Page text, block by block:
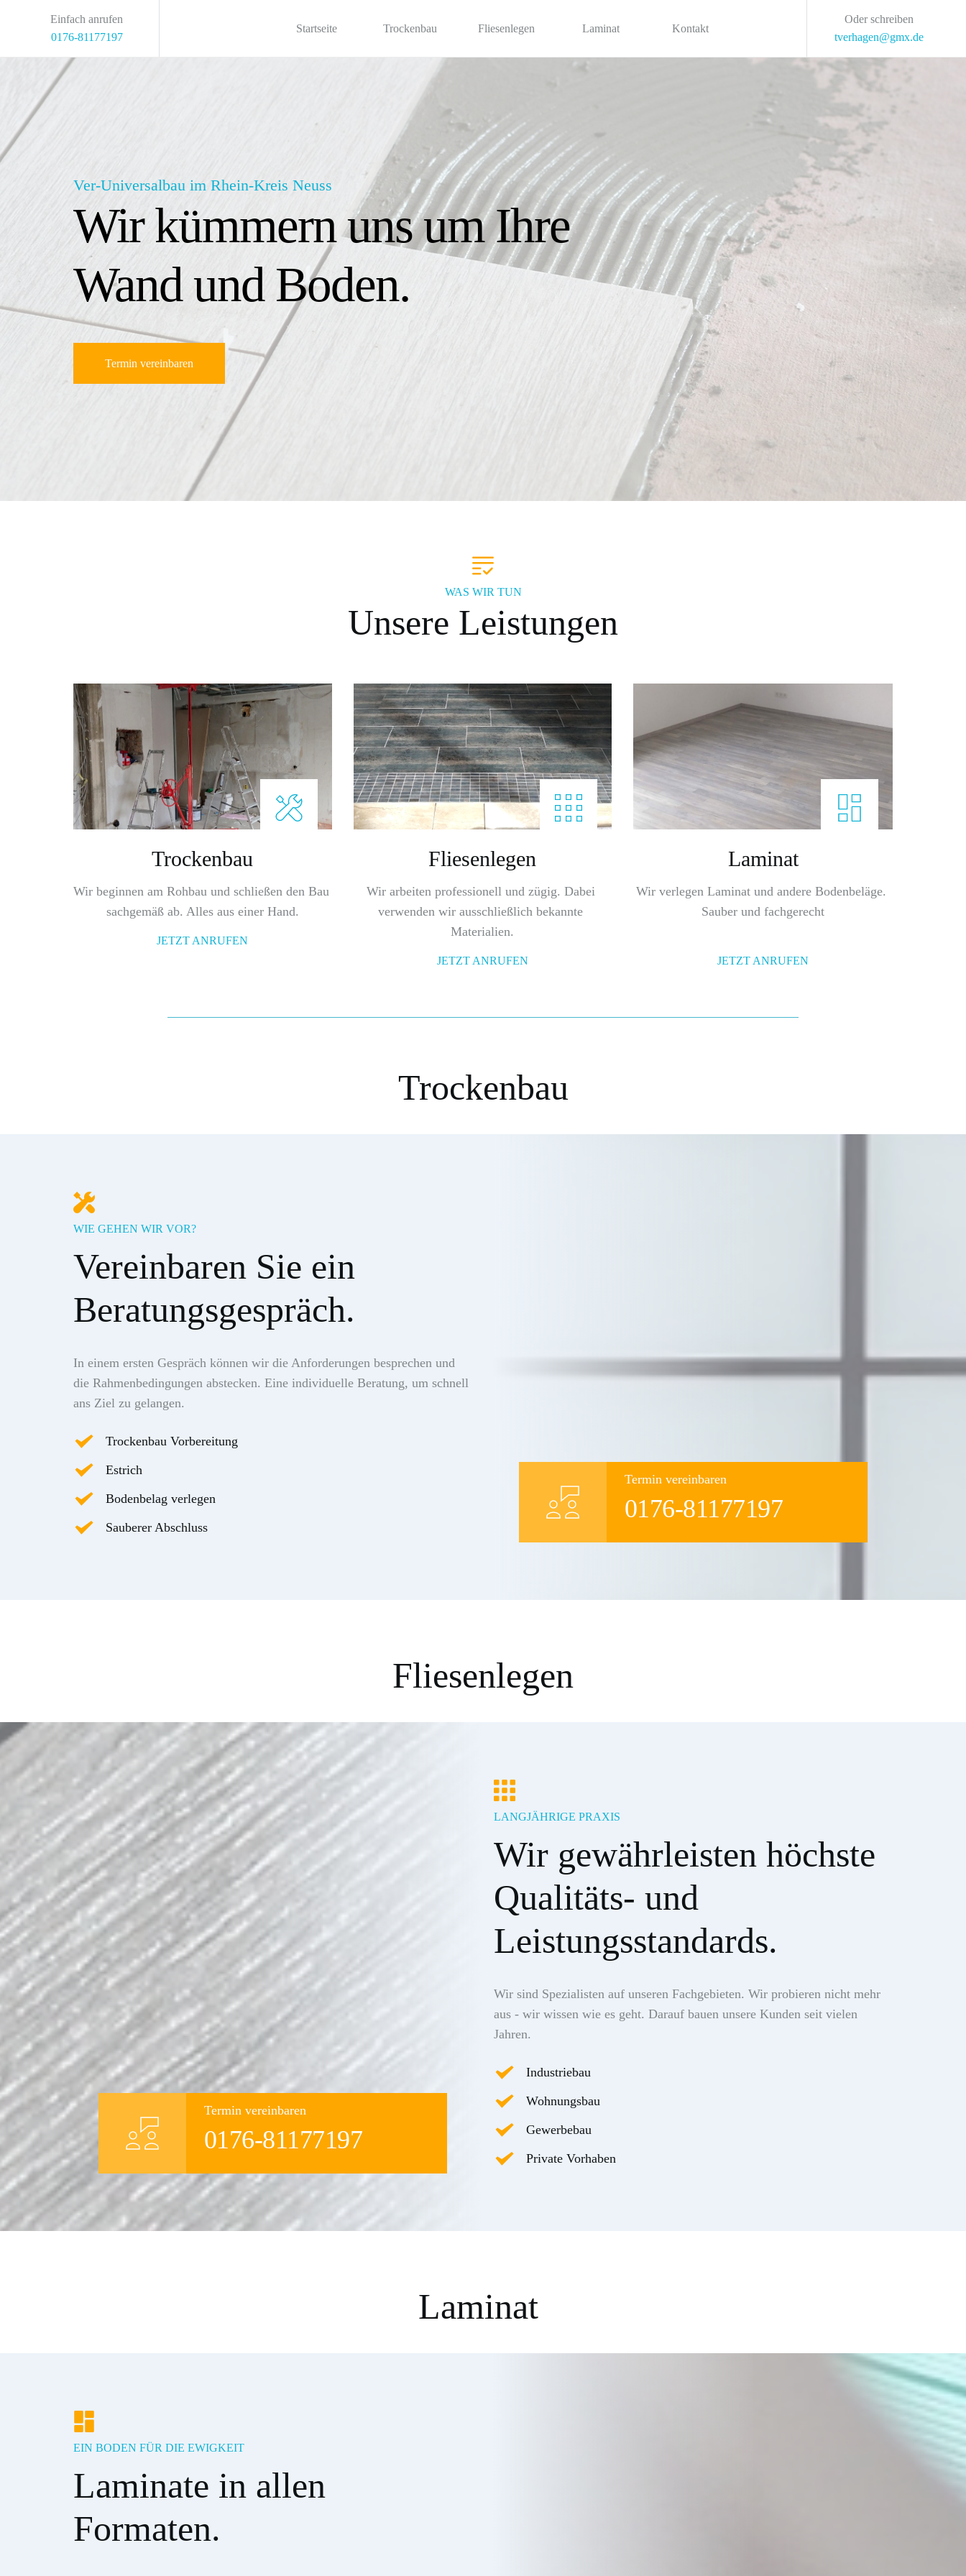
Einfach anrufen
0176-81177197
Startseite Trockenbau Fliesenlegen Laminat Kontakt
Oder schreiben
tverhagen@gmx.de
Ver-Universalbau im Rhein-Kreis Neuss
Wir kümmern uns um Ihre
Wand und Boden.
Termin vereinbaren
WAS WIR TUN
Unsere Leistungen
Trockenbau
Wir beginnen am Rohbau und schließen den Bau
sachgemäß ab. Alles aus einer Hand.
JETZT ANRUFEN
Fliesenlegen
Wir arbeiten professionell und zügig. Dabei
verwenden wir ausschließlich bekannte
Materialien.
JETZT ANRUFEN
Laminat
Wir verlegen Laminat und andere Bodenbeläge.
Sauber und fachgerecht
JETZT ANRUFEN
Trockenbau
WIE GEHEN WIR VOR?
Vereinbaren Sie ein
Beratungsgespräch.
In einem ersten Gespräch können wir die Anforderungen besprechen und
die Rahmenbedingungen abstecken. Eine individuelle Beratung, um schnell
ans Ziel zu gelangen.
Trockenbau Vorbereitung
Estrich
Bodenbelag verlegen
Sauberer Abschluss
Termin vereinbaren
0176-81177197
Fliesenlegen
Termin vereinbaren
0176-81177197
LANGJÄHRIGE PRAXIS
Wir gewährleisten höchste
Qualitäts- und
Leistungsstandards.
Wir sind Spezialisten auf unseren Fachgebieten. Wir probieren nicht mehr
aus - wir wissen wie es geht. Darauf bauen unsere Kunden seit vielen
Jahren.
Industriebau
Wohnungsbau
Gewerbebau
Private Vorhaben
Laminat
EIN BODEN FÜR DIE EWIGKEIT
Laminate in allen
Formaten.